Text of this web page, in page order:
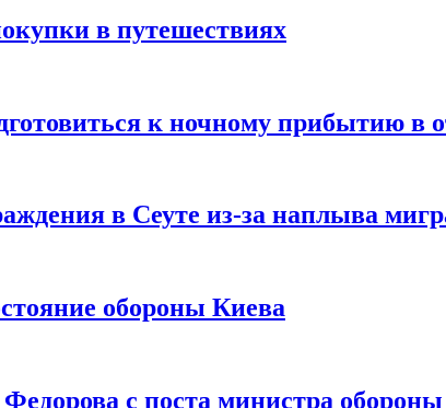
в путешествиях
к ночному прибытию в
в Сеуте из-за наплыва
обороны Киева
с поста министра